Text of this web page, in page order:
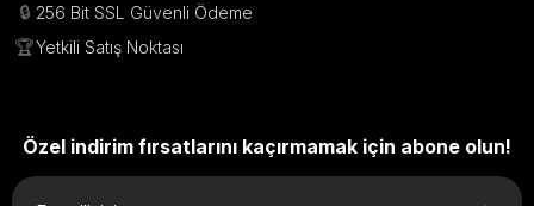
🔒 256 Bit SSL Güvenli Ödeme
🏆Yetkili Satış Noktası
Özel indirim fırsatlarını kaçırmamak için abone olun!